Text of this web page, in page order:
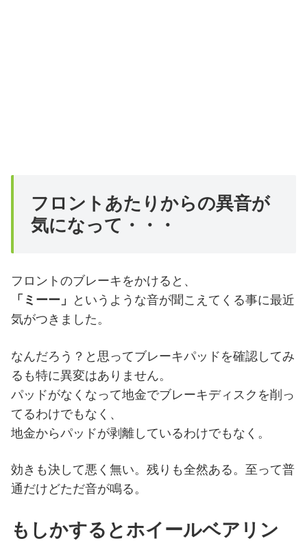
フロントあたりからの異音が
気になって・・・
フロントのブレーキをかけると、
「ミーー」
というような音が聞こえてくる事に最近
気がつきました。
なんだろう？と思ってブレーキパッドを確認してみ
るも特に異変はありません。
パッドがなくなって地金でブレーキディスクを削っ
てるわけでもなく、
地金からパッドが剥離しているわけでもなく。
効きも決して悪く無い。残りも全然ある。至って普
通だけどただ音が鳴る。
もしかするとホイールベアリン